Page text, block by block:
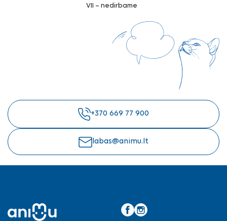
VII – nedirbame
+370 669 77 900
labas@animu.lt